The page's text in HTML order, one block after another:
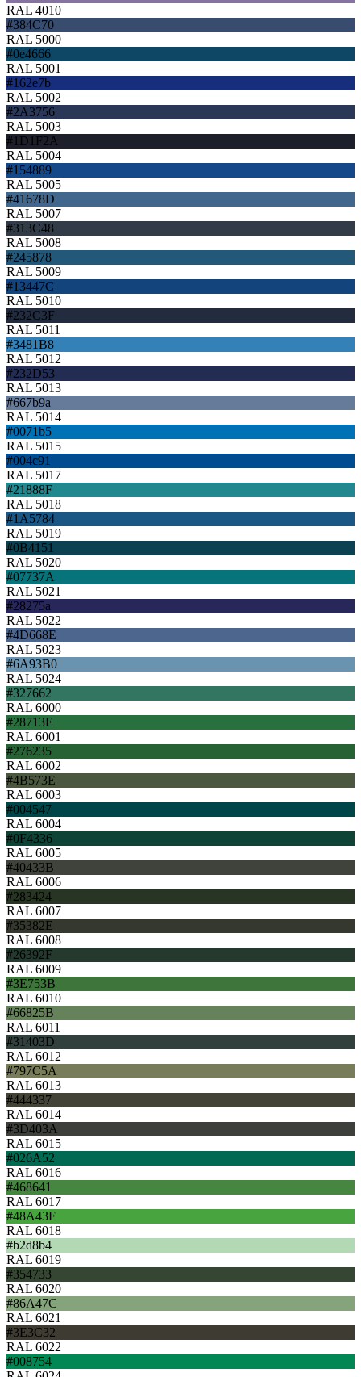
RAL 4010
#384C70
RAL 5000
#0e4666
RAL 5001
#162e7b
RAL 5002
#2A3756
RAL 5003
#1D1F2A
RAL 5004
#154889
RAL 5005
#41678D
RAL 5007
#313C48
RAL 5008
#245878
RAL 5009
#13447C
RAL 5010
#232C3F
RAL 5011
#3481B8
RAL 5012
#232D53
RAL 5013
#667b9a
RAL 5014
#0071b5
RAL 5015
#004c91
RAL 5017
#21888F
RAL 5018
#1A5784
RAL 5019
#0B4151
RAL 5020
#07737A
RAL 5021
#28275a
RAL 5022
#4D668E
RAL 5023
#6A93B0
RAL 5024
#327662
RAL 6000
#28713E
RAL 6001
#276235
RAL 6002
#4B573E
RAL 6003
#004547
RAL 6004
#0F4336
RAL 6005
#40433B
RAL 6006
#283424
RAL 6007
#35382E
RAL 6008
#26392F
RAL 6009
#3E753B
RAL 6010
#66825B
RAL 6011
#31403D
RAL 6012
#797C5A
RAL 6013
#444337
RAL 6014
#3D403A
RAL 6015
#026A52
RAL 6016
#468641
RAL 6017
#48A43F
RAL 6018
#b2d8b4
RAL 6019
#354733
RAL 6020
#86A47C
RAL 6021
#3E3C32
RAL 6022
#008754